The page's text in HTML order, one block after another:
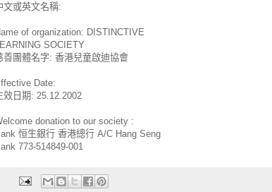
文或英文名稱:
of organization: DISTINCTIVE
SOCIETY
善團體名字: 香港兒童啟迪協會
Date:
效日期: 25.12.2002
donation to our society :
恒生銀行 香港總行 A/C Hang Seng
773-514849-001